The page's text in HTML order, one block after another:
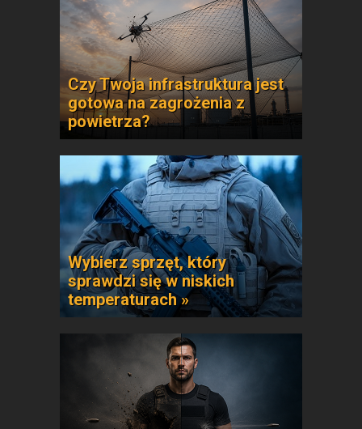
Czy Twoja infrastruktura jest
gotowa na zagrożenia z
powietrza?
Wybierz sprzęt, który
sprawdzi się w niskich
temperaturach »